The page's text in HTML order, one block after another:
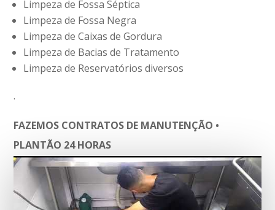
Limpeza de Fossa Séptica
Limpeza de Fossa Negra
Limpeza de Caixas de Gordura
Limpeza de Bacias de Tratamento
Limpeza de Reservatórios diversos
.
FAZEMOS CONTRATOS DE MANUTENÇÃO •
PLANTÃO 24 HORAS